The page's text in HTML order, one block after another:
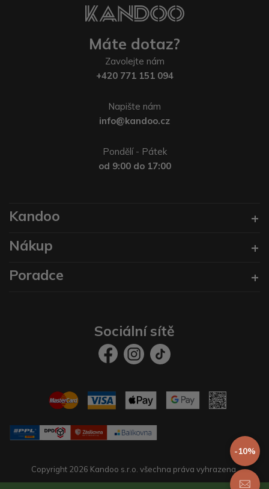
-10%
Máte dotaz?
Zavolejte nám
+420 771 151 094
Napište nám
info@kandoo.cz
Pondělí - Pátek
od 9:00 do 17:00
Kandoo
Nákup
Poradce
Sociální sítě
Copyright 2026 Kandoo s.r.o. všechna práva vyhrazena.